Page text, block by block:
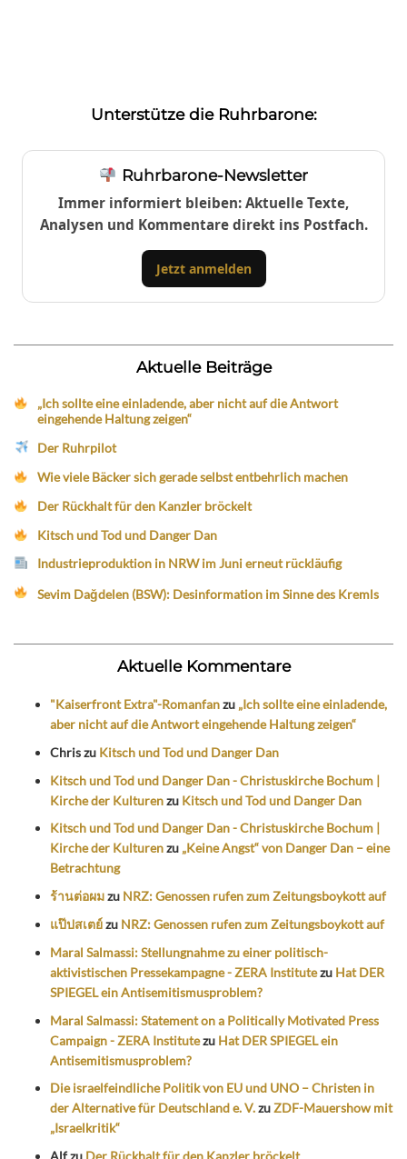
Unterstütze die Ruhrbarone:
Ruhrbarone-Newsletter
Immer informiert bleiben: Aktuelle Texte,
Analysen und Kommentare direkt ins Postfach.
Jetzt anmelden
Aktuelle Beiträge
„Ich sollte eine einladende, aber nicht auf die Antwort
eingehende Haltung zeigen“
Der Ruhrpilot
Wie viele Bäcker sich gerade selbst entbehrlich machen
Der Rückhalt für den Kanzler bröckelt
Kitsch und Tod und Danger Dan
Industrieproduktion in NRW im Juni erneut rückläufig
Sevim Dağdelen (BSW): Desinformation im Sinne des Kremls
Aktuelle Kommentare
"Kaiserfront Extra"-Romanfanzu „Ich sollte eine einladende,
aber nicht auf die Antwort eingehende Haltung zeigen“
Chriszu Kitsch und Tod und Danger Dan
Kitsch und Tod und Danger Dan - Christuskirche Bochum |
Kirche der Kulturenzu Kitsch und Tod und Danger Dan
Kitsch und Tod und Danger Dan - Christuskirche Bochum |
Kirche der Kulturenzu „Keine Angst“ von Danger Dan – eine
Betrachtung
ร้านต่อผมzu NRZ: Genossen rufen zum Zeitungsboykott auf
แป๊ปสเตย์zu NRZ: Genossen rufen zum Zeitungsboykott auf
Maral Salmassi: Stellungnahme zu einer politisch-
aktivistischen Pressekampagne - ZERA Institutezu Hat DER
SPIEGEL ein Antisemitismusproblem?
Maral Salmassi: Statement on a Politically Motivated Press
Campaign - ZERA Institutezu Hat DER SPIEGEL ein
Antisemitismusproblem?
Die israelfeindliche Politik von EU und UNO – Christen in
der Alternative für Deutschland e. V.zuZDF-Mauershow mit
„Israelkritik“